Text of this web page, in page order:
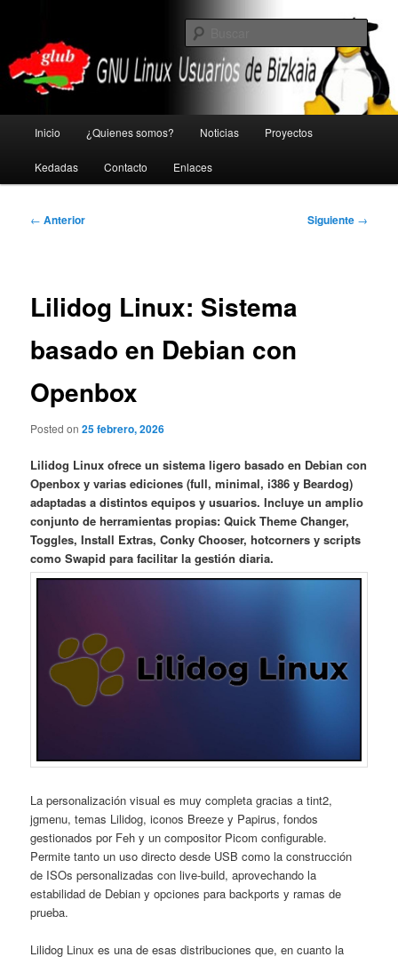
contenido
principalGlub
principal
Inicio ¿Quienes somos? Noticias Proyectos
Kedadas Contacto Enlaces
Navegación
← Anterior Siguiente →
Lilidog Linux: Sistema
basado en Debian con
Openbox
Posted on25 febrero, 2026
Lilidog Linux ofrece un sistema ligero basado en Debian con
Openbox y varias ediciones (full, minimal, i386 y Beardog)
adaptadas a distintos equipos y usuarios. Incluye un amplio
conjunto de herramientas propias: Quick Theme Changer,
Toggles, Install Extras, Conky Chooser, hotcorners y scripts
como Swapid para facilitar la gestión diaria.
La personalización visual es muy completa gracias a tint2,
jgmenu, temas Lilidog, iconos Breeze y Papirus, fondos
gestionados por Feh y un compositor Picom configurable.
Permite tanto un uso directo desde USB como la construcción
de ISOs personalizadas con live-build, aprovechando la
estabilidad de Debian y opciones para backports y ramas de
prueba.
Lilidog Linux es una de esas distribuciones que, en cuanto la